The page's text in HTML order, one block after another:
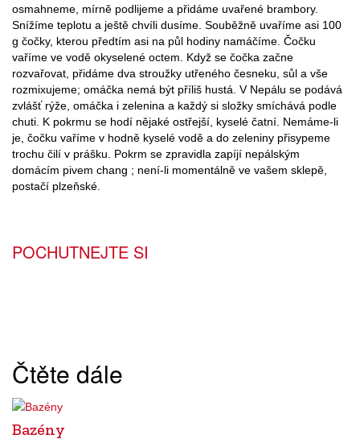
osmahneme, mírně podlijeme a přidáme uvařené brambory.
Snížíme teplotu a ještě chvíli dusíme. Souběžně uvaříme asi 100
g čočky, kterou předtím asi na půl hodiny namáčíme. Čočku
vaříme ve vodě okyselené octem. Když se čočka začne
rozvařovat, přidáme dva stroužky utřeného česneku, sůl a vše
rozmixujeme; omáčka nemá být příliš hustá. V Nepálu se podává
zvlášť rýže, omáčka i zelenina a každý si složky smíchává podle
chuti. K pokrmu se hodí nějaké ostřejší, kyselé čatní. Nemáme-li
je, čočku vaříme v hodně kyselé vodě a do zeleniny přisypeme
trochu čilí v prášku. Pokrm se zpravidla zapíjí nepálským
domácím pivem chang ; není-li momentálně ve vašem sklepě,
postačí plzeňské.
POCHUTNEJTE SI
Čtěte dále
Bazény